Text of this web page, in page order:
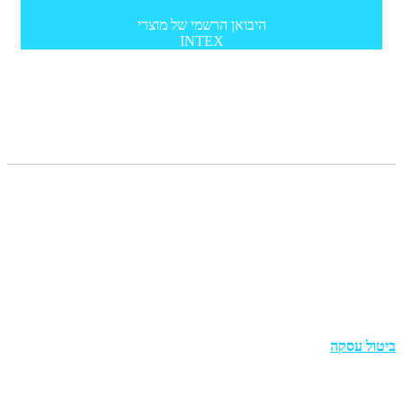
היבואן הרשמי של מוצרי
INTEX
ביטול עסקה